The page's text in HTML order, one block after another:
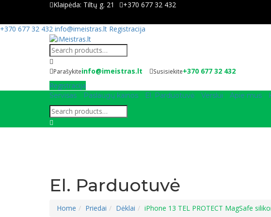
Klaipėda: Tiltų g. 21
+370 677 32 432
+370 677 32 432 info@imeistras.lt Registracija
Parašykiteinfo@imeistras.lt Susisiekite+370 677 32 432
Registracija
Servisas Paslaugų kainos El. Parduotuvė Verslui Apie mus
El. Parduotuvė
Home Priedai Dėklai iPhone 13 TEL PROTECT MagSafe